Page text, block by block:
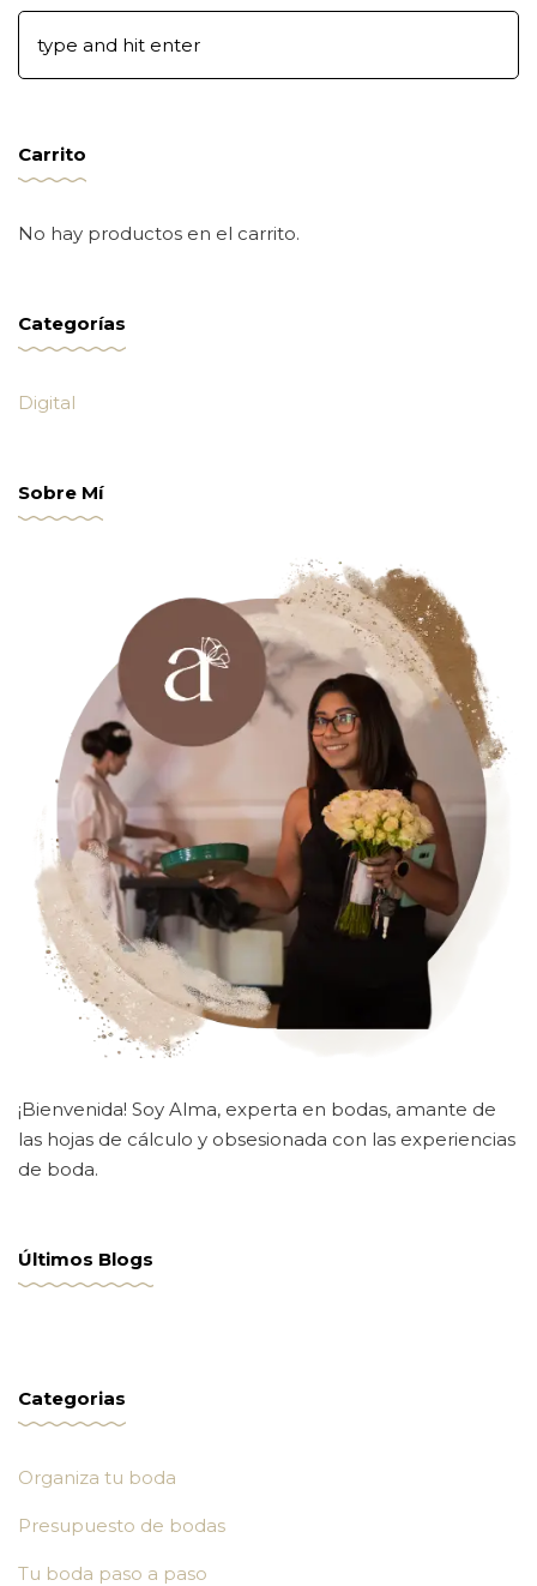
Carrito
No hay productos en el carrito.
Categorías
Digital
Sobre Mí
¡Bienvenida! Soy Alma, experta en bodas, amante de
las hojas de cálculo y obsesionada con las experiencias
de boda.
Últimos Blogs
Categorias
Organiza tu boda
Presupuesto de bodas
Tu boda paso a paso